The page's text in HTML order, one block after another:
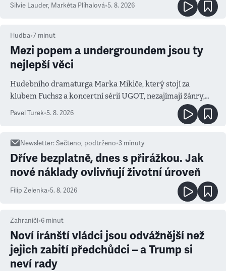
Silvie Lauder, Markéta Plíhalová•5. 8. 2026
Hudba•7 minut
Mezi popem a undergroundem jsou ty
nejlepší věci
Hudebního dramaturga Marka Mikiče, který stojí za
klubem Fuchs2 a koncertní sérií UGOT, nezajímají žánry,
Pavel Turek•5. 8. 2026
Newsletter:Sečteno, podtrženo•3 minuty
Dříve bezplatně, dnes s přirážkou. Jak
nové náklady ovlivňují životní úroveň
Filip Zelenka•5. 8. 2026
Zahraničí•6 minut
Noví íránští vládci jsou odvážnější než
jejich zabití předchůdci – a Trump si
neví rady